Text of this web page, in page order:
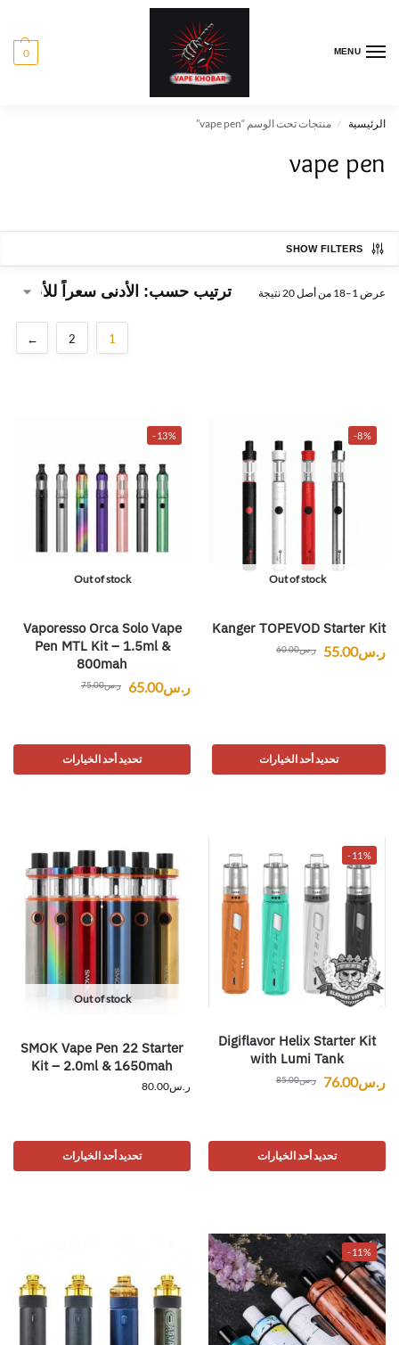
MENU
0
الرئيسية / منتجات تحت الوسم “vape pen”
vape pen
SHOW FILTERS
عرض 1–18 من أصل 20 نتيجة
1
2
←
-8%
Out of stock
Kanger TOPEVOD Starter Kit
ر.س60.00 ر.س55.00
تحديد أحد الخيارات
-13%
Out of stock
Vaporesso Orca Solo Vape
Pen MTL Kit – 1.5ml &
800mah
ر.س75.00 ر.س65.00
تحديد أحد الخيارات
-11%
Digiflavor Helix Starter Kit
with Lumi Tank
ر.س85.00 ر.س76.00
تحديد أحد الخيارات
Out of stock
SMOK Vape Pen 22 Starter
Kit – 2.0ml & 1650mah
ر.س80.00
تحديد أحد الخيارات
-11%